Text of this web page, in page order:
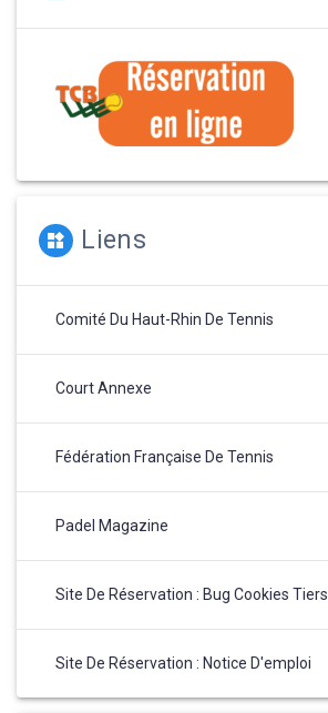
Liens
Comité Du Haut-Rhin De Tennis
Court Annexe
Fédération Française De Tennis
Padel Magazine
Site De Réservation : Bug Cookies Tiers
Site De Réservation : Notice D'emploi